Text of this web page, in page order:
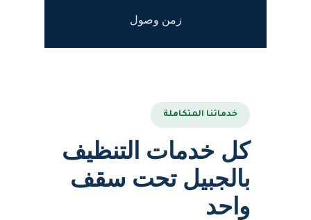
زمن وصول
خدماتنا المتكاملة
كل خدمات التنظيف
بالجبيل تحت سقف
واحد